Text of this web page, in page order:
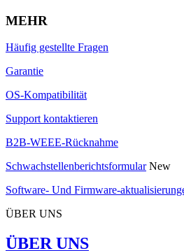
MEHR
Häufig gestellte Fragen
Garantie
OS-Kompatibilität
Support kontaktieren
B2B-WEEE-Rücknahme
Schwachstellenberichtsformular New
Software- Und Firmware-
ÜBER UNS
ÜBER UNS